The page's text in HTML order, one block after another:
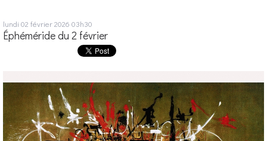
lundi 02 février 2026 03h30
Éphéméride du 2 février